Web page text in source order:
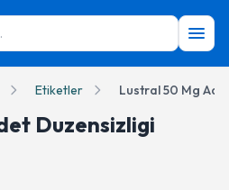
Etiketler Lustral 50 Mg
Duzensizligi